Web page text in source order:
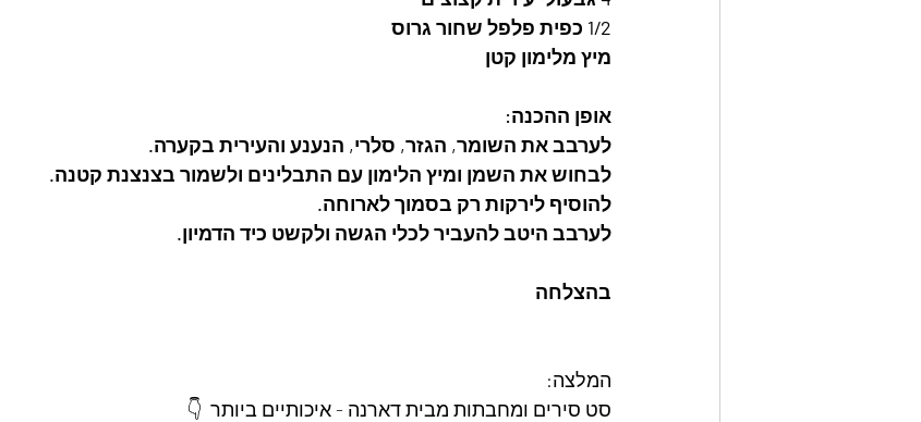
1/2 כפית פלפל שחור גרוס
מיץ מלימון קטן
אופן ההכנה:
לערבב את השומר, הגזר, סלרי, הנענע והעירית בקערה.
לבחוש את השמן ומיץ הלימון עם התבלינים ולשמור בצנצנת קטנה.
להוסיף לירקות רק בסמוך לארוחה.
לערבב היטב להעביר לכלי הגשה ולקשט כיד הדמיון.
בהצלחה
המלצה:
סט סירים ומחבתות מבית דארנה - איכותיים ביותר  👇